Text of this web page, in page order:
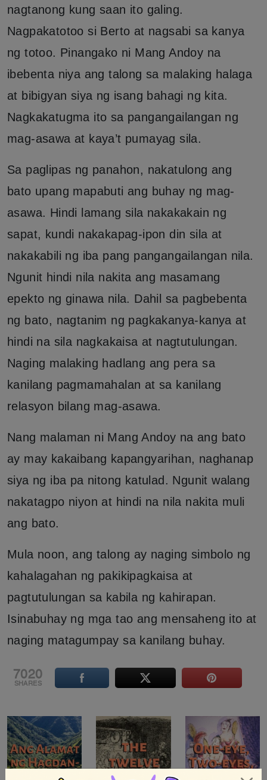
nagtanong kung saan ito galing.
Nagpakatotoo si Berto at nagsabi sa kanya
ng totoo. Pinangako ni Mang Andoy na
ibebenta niya ang talong sa malaking halaga
at bibigyan siya ng isang bahagi ng kita.
Nagkakatugma ito sa pangangailangan ng
mag-asawa at kaya’t pumayag sila.
Sa paglipas ng panahon, nakatulong ang
bato upang mapabuti ang buhay ng mag-
asawa. Hindi lamang sila nakakakain ng
sapat, kundi nakakapag-ipon din sila at
nakakabili ng iba pang pangangailangan nila.
Ngunit hindi nila nakita ang masamang
epekto ng ginawa nila. Dahil sa pagbebenta
ng bato, nagtanim ng pagkakanya-kanya at
hindi na sila nagkakaisa at nagtutulungan.
Naging malaking hadlang ang pera sa
kanilang pagmamahalan at sa kanilang
relasyon bilang mag-asawa.
Nang malaman ni Mang Andoy na ang bato
ay may kakaibang kapangyarihan, naghanap
siya ng iba pa nitong katulad. Ngunit walang
nakatagpo niyon at hindi na nila nakita muli
ang bato.
Mula noon, ang talong ay naging simbolo ng
kahalagahan ng pakikipagkaisa at
pagtutulungan sa kabila ng kahirapan.
Isinabuhay ng mga tao ang mensaheng ito at
naging matagumpay sa kanilang buhay.
7020
SHARES